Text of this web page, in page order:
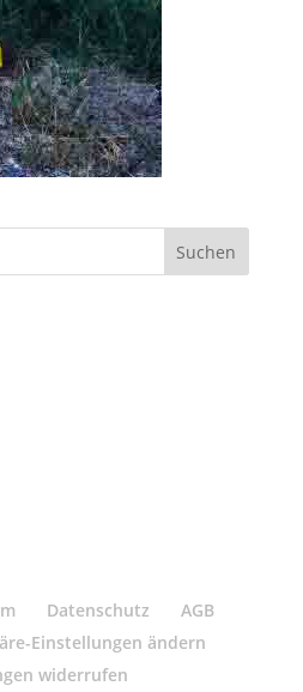
Datenschutz
AGB
Einstellungen ändern
widerrufen